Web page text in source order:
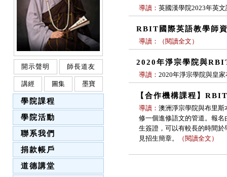
開示聲明 師長道友
講經 圖集 墨寶
學院課程
學院活動
聯系我們
捐款帳戶
道德講堂
導讀： 英國漢學院2023年英文
RBIT國際英語教學師
導讀： （ 閱讀全文 ）
2020年淨宗學院與
導讀： 2020年淨宗學院與皇
【合作機構課程】
導讀： 澳洲淨宗學院與布里斯
修一個進修語文的管道。報
生簽證，可以有較長的時間
見招生簡章。
（ 閱讀全文 ）